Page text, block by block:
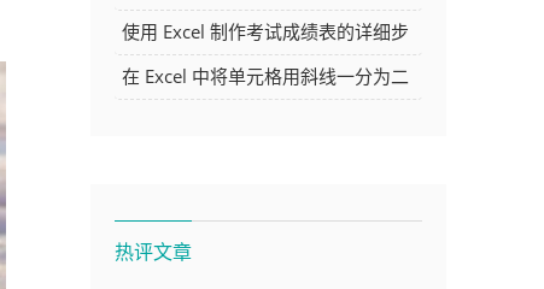
使用 Excel 制作考试成绩表的详细步
骤及技巧
在 Excel 中将单元格用斜线一分为二
热评文章